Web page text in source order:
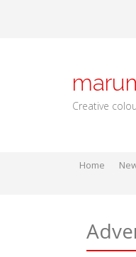
Creative
Home